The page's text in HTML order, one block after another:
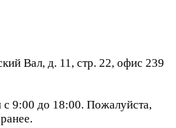
Вал, д. 11, стр. 22, офис 239
9:00 до 18:00. Пожалуйста,